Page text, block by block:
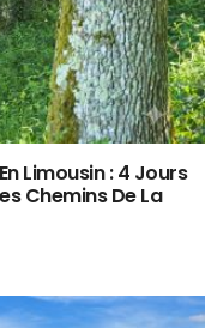
Limousin : 4 Jours
Chemins De La